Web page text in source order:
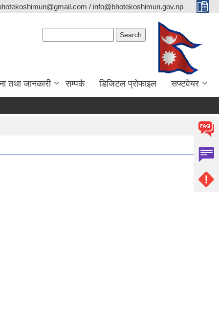
/ info@bhotekoshimun.gov.np
तथा जानकारी सम्पर्क डिजिटल प्रोफाइल सफ्टवेयर